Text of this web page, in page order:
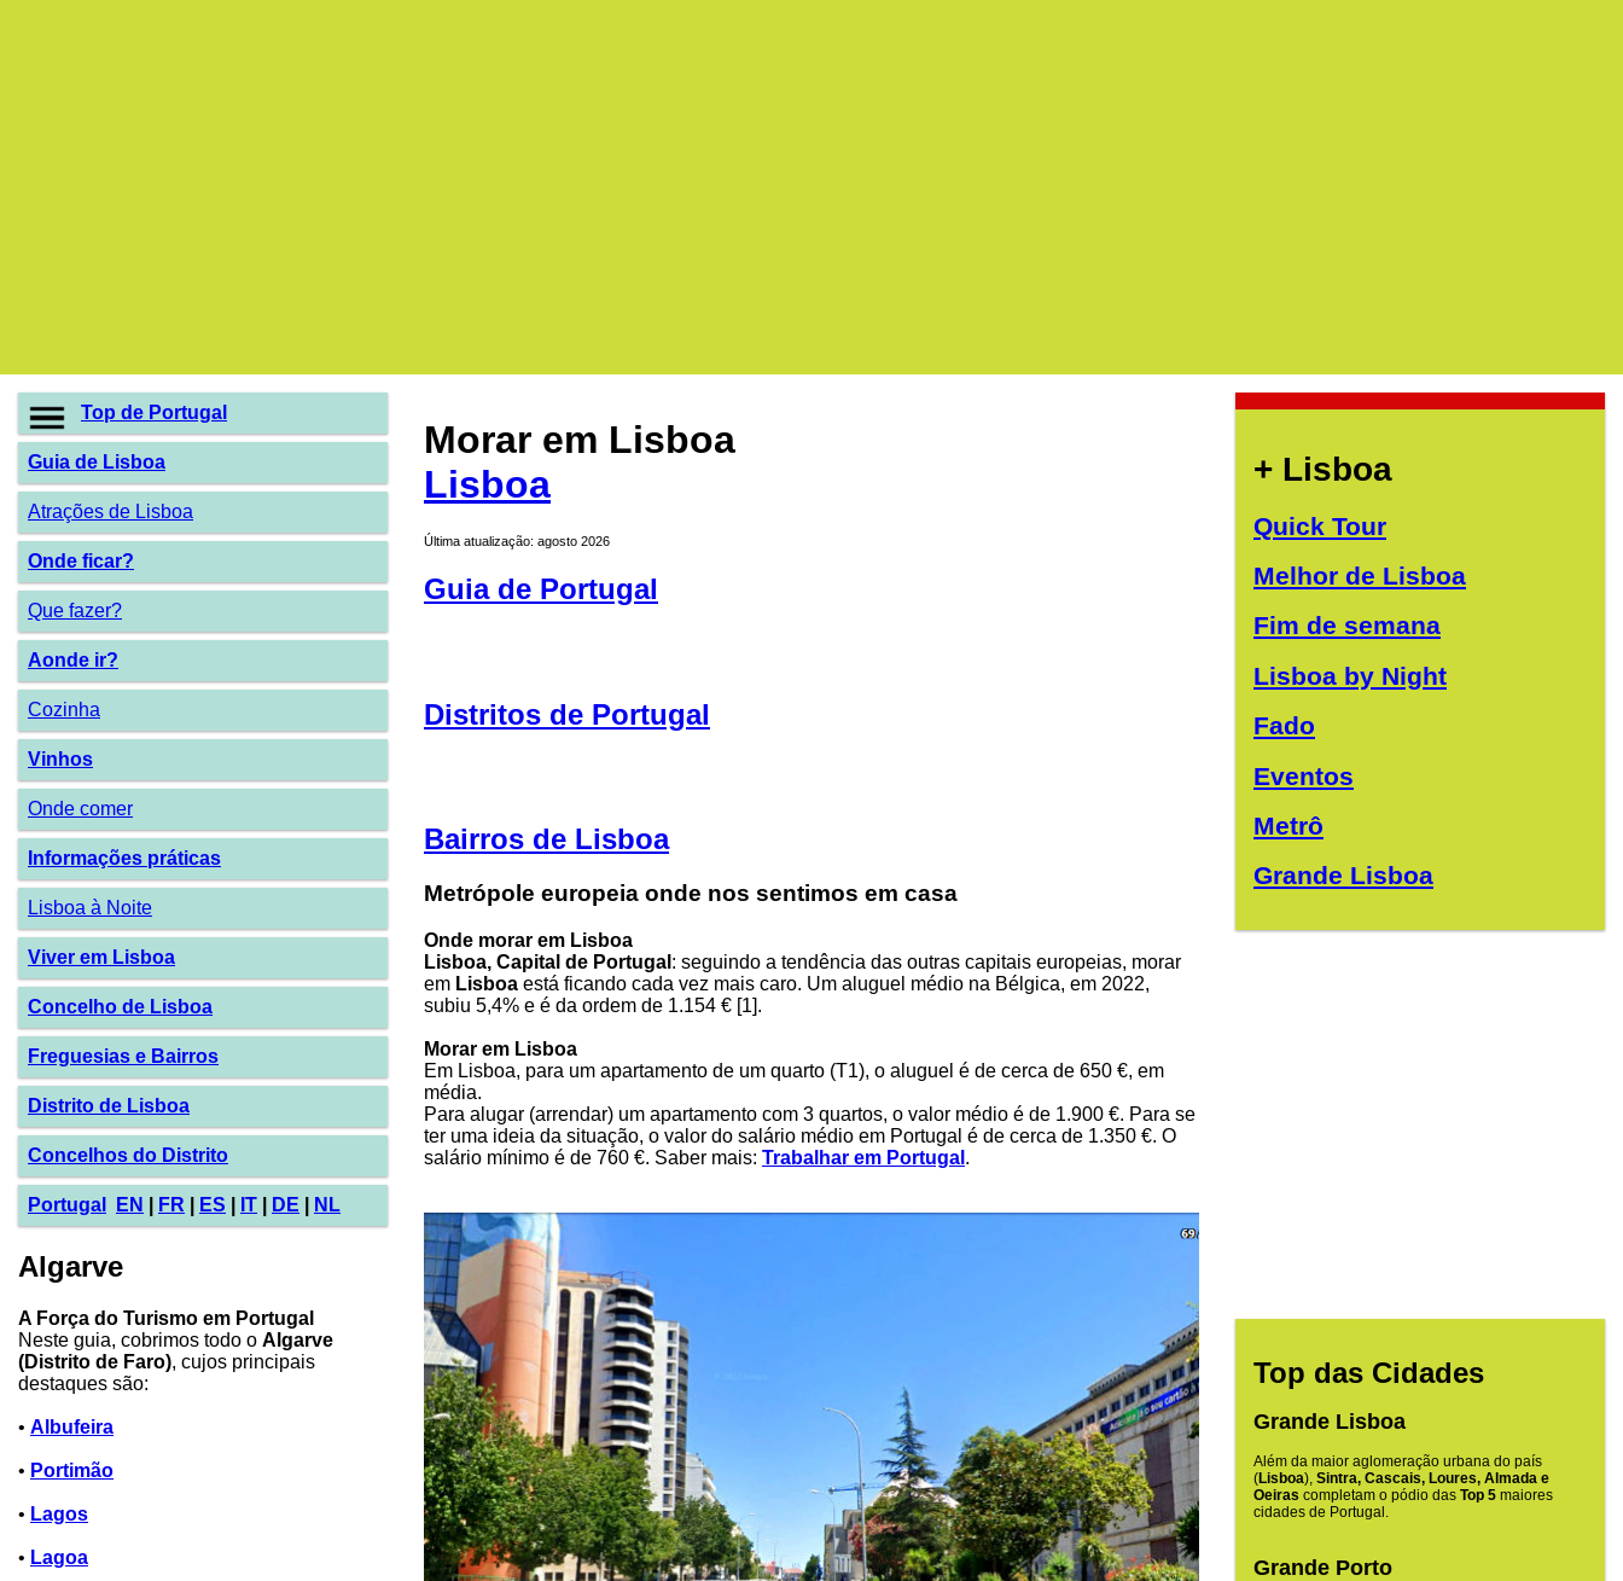
Top de Portugal
Guia de Lisboa
Atrações de Lisboa
Onde ficar?
Que fazer?
Aonde ir?
Cozinha
Vinhos
Onde comer
Informações práticas
Lisboa à Noite
Viver em Lisboa
Concelho de Lisboa
Freguesias e Bairros
Distrito de Lisboa
Concelhos do Distrito
Portugal EN FR ES IT DE NL
Algarve
A Força do Turismo em Portugal
Neste guia, cobrimos todo o Algarve
(Distrito de Faro), cujos principais
destaques são:
• Albufeira
• Portimão
• Lagos
• Lagoa
Morar em Lisboa
Lisboa
Última atualização: agosto 2026
Guia de Portugal
Distritos de Portugal
Bairros de Lisboa
Metrópole europeia onde nos sentimos em casa
Onde morar em Lisboa
Lisboa, Capital de Portugal : seguindo a tendência das outras capitais europeias, morar
em Lisboa está ficando cada vez mais caro. Um aluguel médio na Bélgica, em 2022,
subiu 5,4% e é da ordem de 1.154 € [1].
Morar em Lisboa
Em Lisboa, para um apartamento de um quarto (T1), o aluguel é de cerca de 650 €, em
média.
Para alugar (arrendar) um apartamento com 3 quartos, o valor médio é de 1.900 €. Para se
ter uma ideia da situação, o valor do salário médio em Portugal é de cerca de 1.350 €. O
salário mínimo é de 760 €. Saber mais: Trabalhar em Portugal .
+ Lisboa
Quick Tour
Melhor de Lisboa
Fim de semana
Lisboa by Night
Fado
Eventos
Metrô
Grande Lisboa
Top das Cidades
Grande Lisboa
Além da maior aglomeração urbana do país
(Lisboa), Sintra, Cascais, Loures, Almada e
Oeiras completam o pódio das Top 5 maiores
cidades de Portugal.
Grande Porto